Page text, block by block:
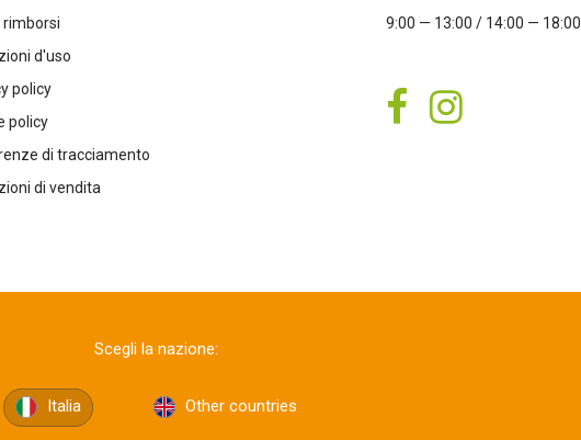
rimborsi
d'uso
policy
policy
di tracciamento
di vendita
9:00 — 13:00 / 14:00 — 18:00
Scegli la nazione:
Italia Other countries